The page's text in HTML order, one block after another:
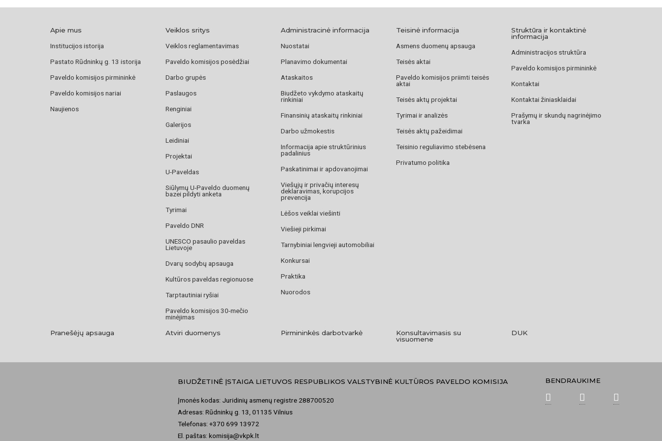
https://www.vle.lt/straipsnis/chotino-musis-1/
Apie mus
Institucijos istorija
Pastato Rūdninkų g. 13 istorija
Paveldo komisijos pirmininkė
Paveldo komisijos nariai
Naujienos
Veiklos sritys
Veiklos reglamentavimas
Paveldo komisijos posėdžiai
Darbo grupės
Paslaugos
Renginiai
Galerijos
Leidiniai
Projektai
U-Paveldas
Siūlymų U-Paveldo duomenų
bazei pildyti anketa
Tyrimai
Paveldo DNR
UNESCO pasaulio paveldas
Lietuvoje
Dvarų sodybų apsauga
Kultūros paveldas regionuose
Tarptautiniai ryšiai
Paveldo komisijos 30-mečio
minėjimas
Administracinė informacija
Nuostatai
Planavimo dokumentai
Ataskaitos
Biudžeto vykdymo ataskaitų
rinkiniai
Finansinių ataskaitų rinkiniai
Darbo užmokestis
Informacija apie struktūrinius
padalinius
Paskatinimai ir apdovanojimai
Viešųjų ir privačių interesų
deklaravimas, korupcijos
prevencija
Lėšos veiklai viešinti
Viešieji pirkimai
Tarnybiniai lengvieji automobiliai
Konkursai
Praktika
Nuorodos
Teisinė informacija
Asmens duomenų apsauga
Teisės aktai
Paveldo komisijos priimti teisės
aktai
Teisės aktų projektai
Tyrimai ir analizės
Teisės aktų pažeidimai
Teisinio reguliavimo stebėsena
Privatumo politika
Struktūra ir kontaktinė
informacija
Administracijos struktūra
Paveldo komisijos pirmininkė
Kontaktai
Kontaktai žiniasklaidai
Prašymų ir skundų nagrinėjimo
tvarka
Pranešėjų apsauga Atviri duomenys Pirmininkės darbotvarkė
Konsultavimasis su
visuomene
DUK
BIUDŽETINĖ ĮSTAIGA LIETUVOS RESPUBLIKOS VALSTYBINĖ KULTŪROS PAVELDO KOMISIJA
Įmonės kodas: Juridinių asmenų registre 288700520
Adresas: Rūdninkų g. 13, 01135 Vilnius
Telefonas: +370 699 13972
El. paštas: komisija@vkpk.lt
BENDRAUKIME